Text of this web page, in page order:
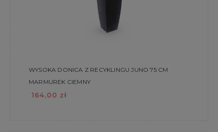
WYSOKA DONICA Z RECYKLINGU JUNO 75 CM
MARMUREK CIEMNY
164,00 zł